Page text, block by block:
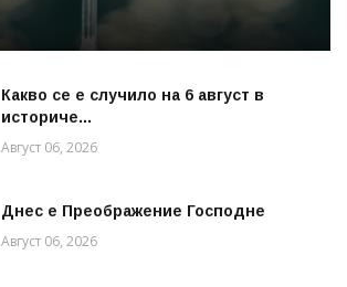
Какво се е случило на 6 август в
историче...
Август 06, 2026
Днес е Преображение Господне
Август 06, 2026